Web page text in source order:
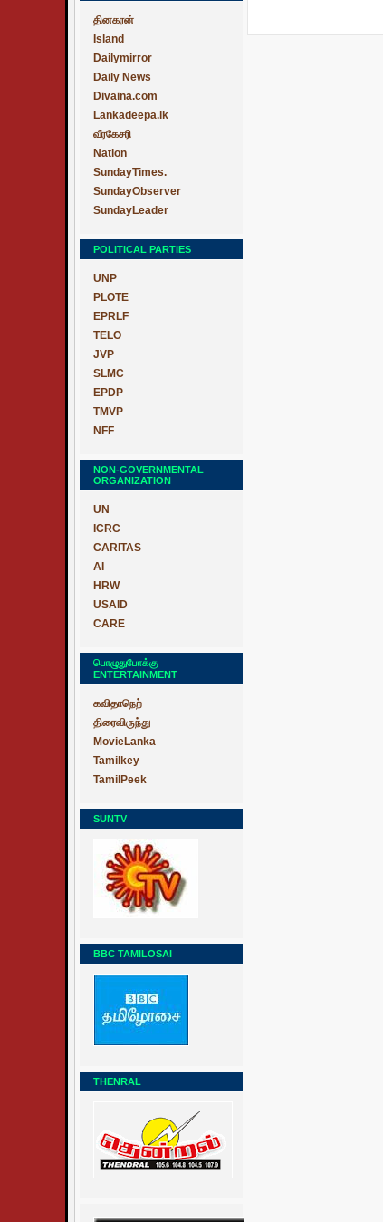
தினகரன்
Island
Dailymirror
Daily News
Divaina.com
Lankadeepa.lk
வீரகேசரி
Nation
SundayTimes.
SundayObserver
SundayLeader
POLITICAL PARTIES
UNP
PLOTE
EPRLF
TELO
JVP
SLMC
EPDP
TMVP
NFF
NON-GOVERNMENTAL
ORGANIZATION
UN
ICRC
CARITAS
AI
HRW
USAID
CARE
பொழுதுபோக்கு
ENTERTAINMENT
கவிதாநெற்
திரைவிருந்து
MovieLanka
Tamilkey
TamilPeek
SUNTV
BBC TAMILOSAI
THENRAL